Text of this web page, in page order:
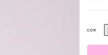
COR